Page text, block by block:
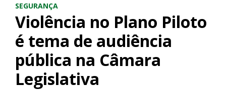
SEGURANÇA
Violência no Plano Piloto
é tema de audiência
pública na Câmara
Legislativa